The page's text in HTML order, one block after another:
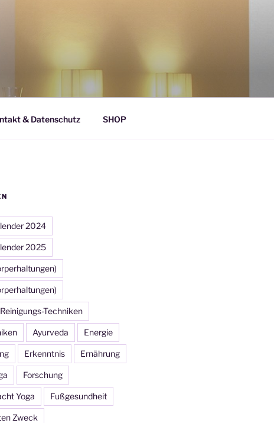
& Datenschutz SHOP
2024
2025
Techniken
Ayurveda Energie
Erkenntnis Ernährung
Forschung
Yoga Fußgesundheit
Zweck